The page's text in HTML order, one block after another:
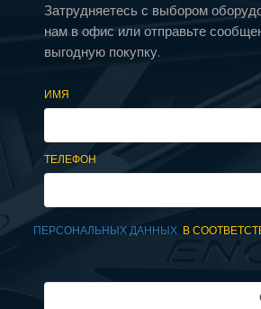
Затрудняетесь с выбором
нам в офис или отправьте
выгодную покупку.
ИМЯ
ТЕЛЕФОН
ПЕРСОНАЛЬНЫХ ДАННЫХ В